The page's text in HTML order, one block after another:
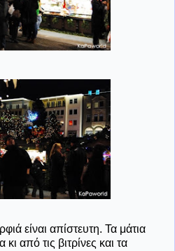
είναι απίστευτη. Τα μάτια
από τις βιτρίνες και τα